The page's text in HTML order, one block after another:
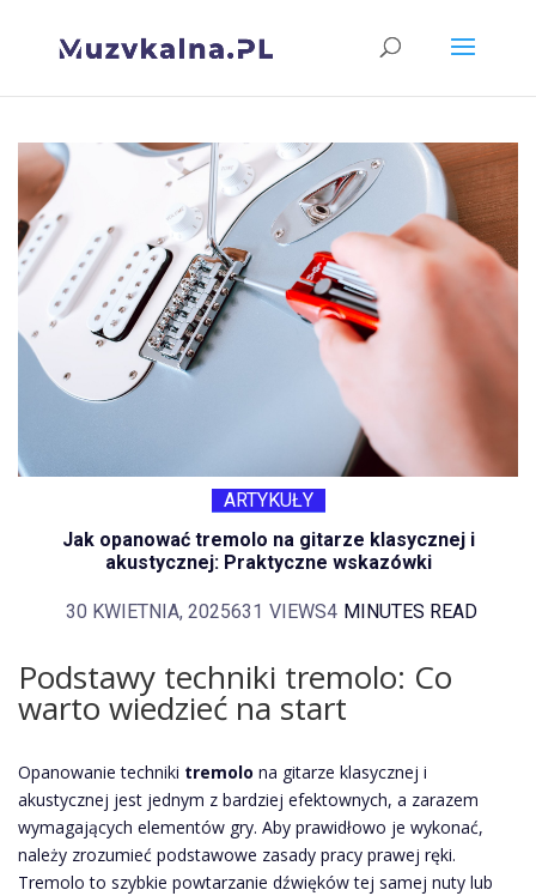
ARTYKUŁY
Jak opanować tremolo na gitarze klasycznej i
akustycznej: Praktyczne wskazówki
30 KWIETNIA, 2025631 VIEWS4 MINUTES READ
Podstawy techniki tremolo: Co
warto wiedzieć na start
Opanowanie techniki tremolo na gitarze klasycznej i
akustycznej jest jednym z bardziej efektownych, a zarazem
wymagających elementów gry. Aby prawidłowo je wykonać,
należy zrozumieć podstawowe zasady pracy prawej ręki.
Tremolo to szybkie powtarzanie dźwięków tej samej nuty lub